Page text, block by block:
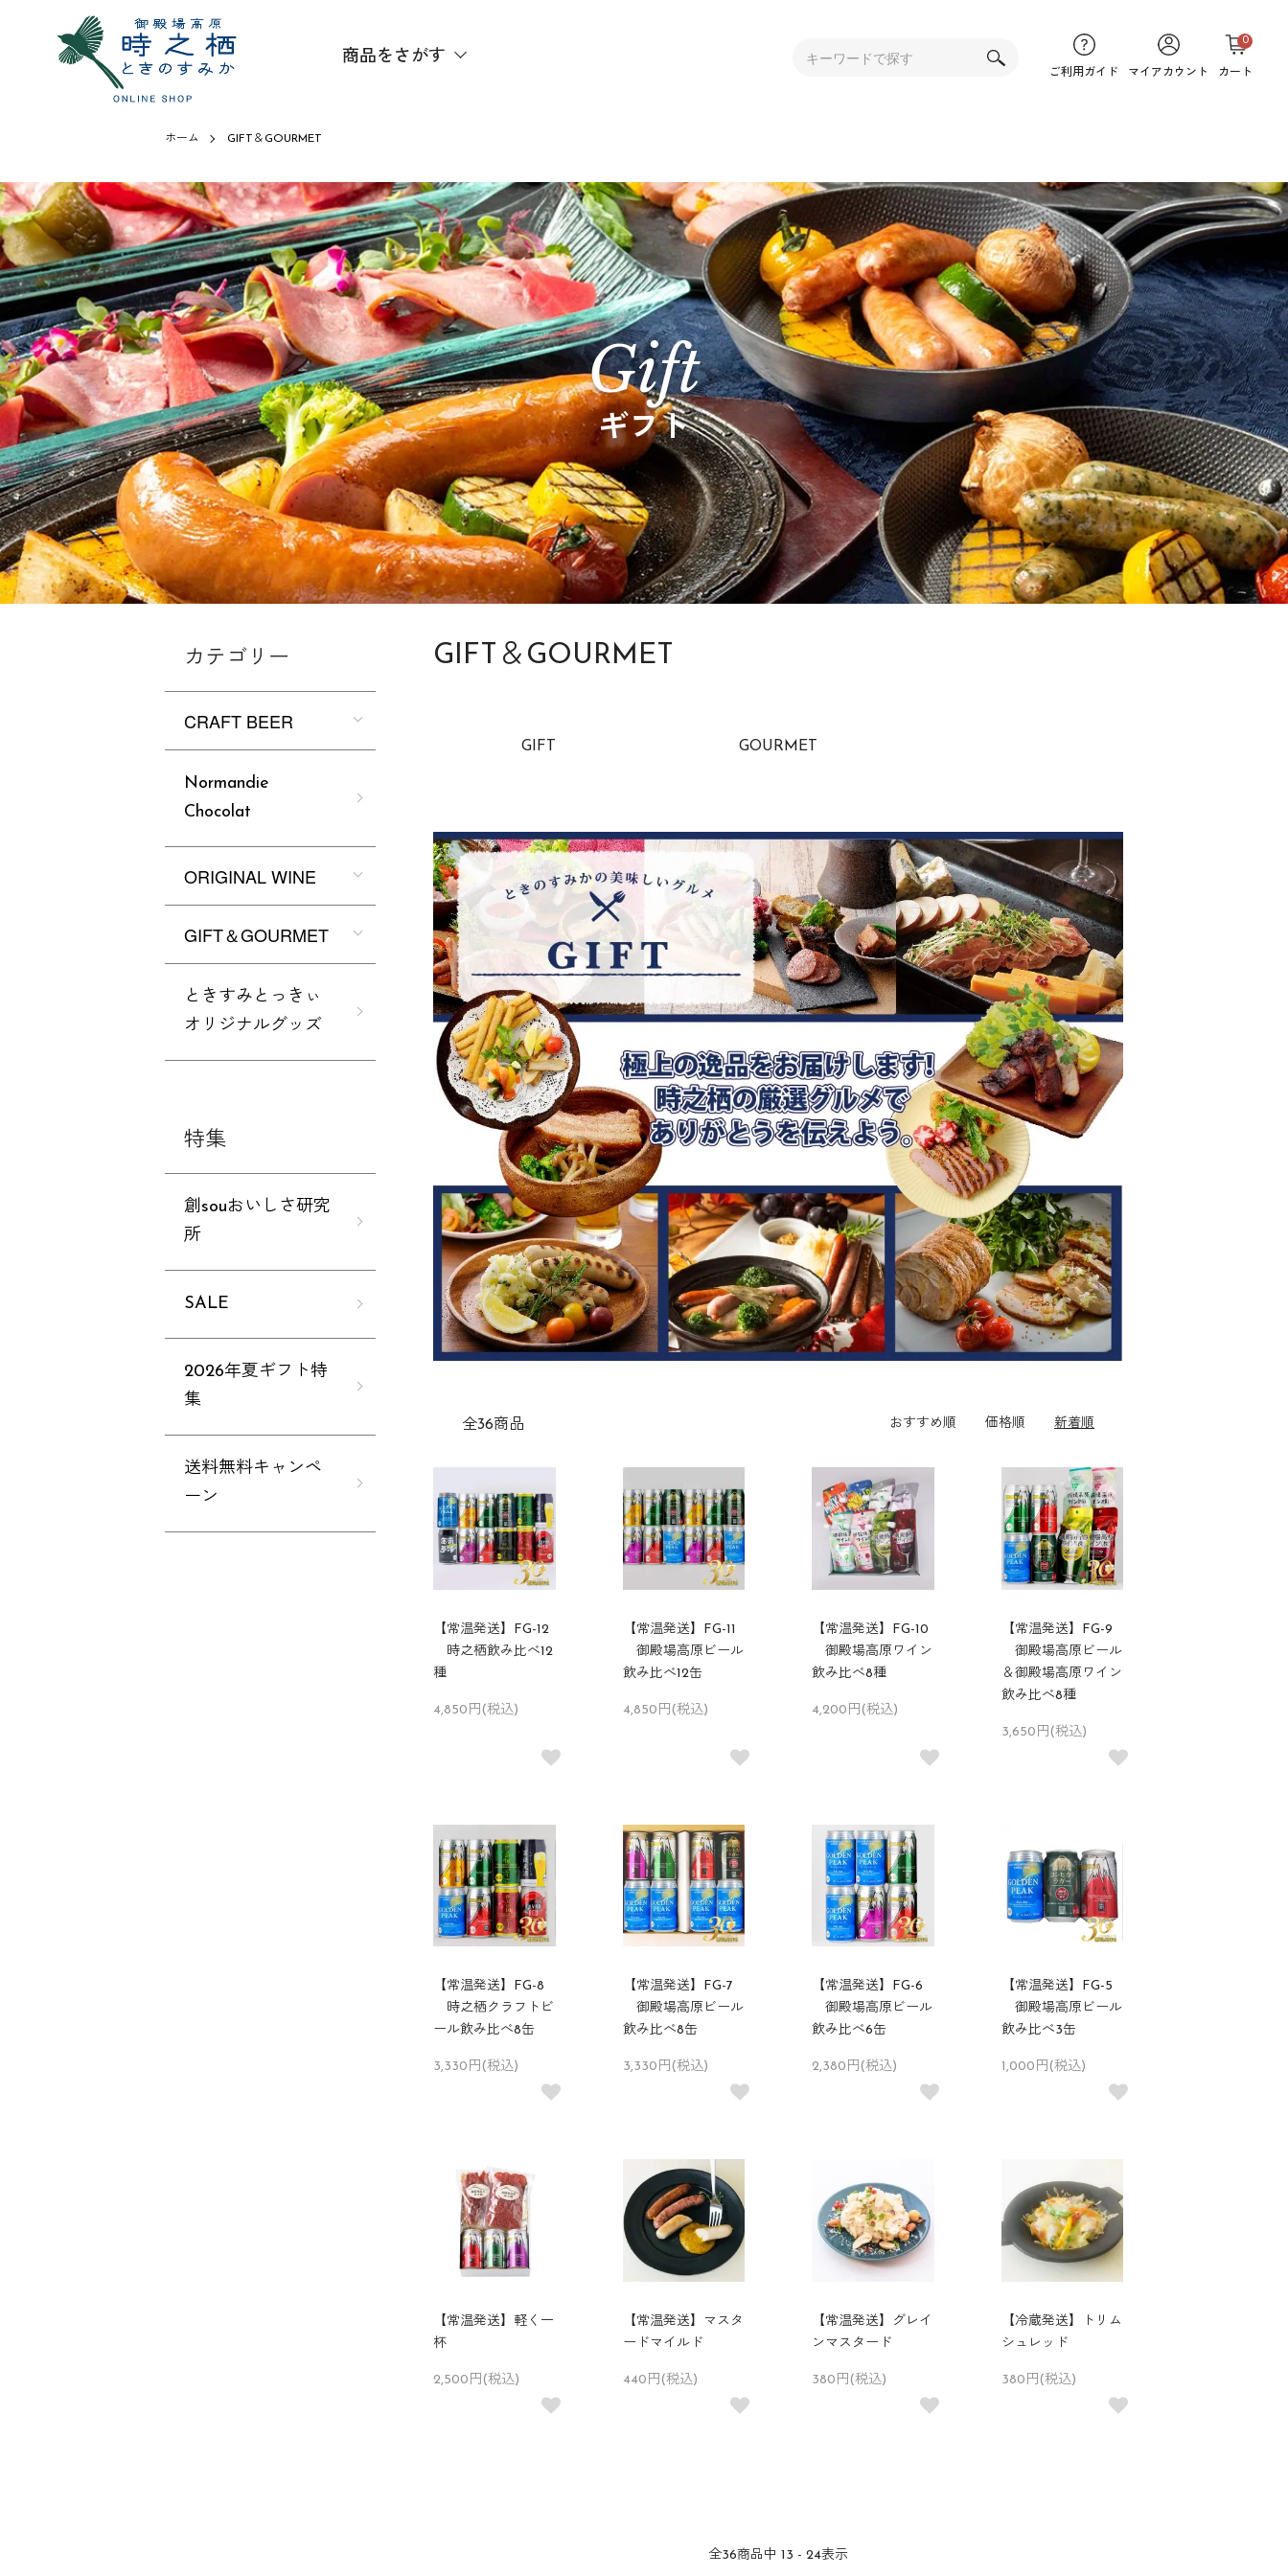
商品をさがす
ご利用ガイド マイアカウント カート
0
ホーム GIFT＆GOURMET
Gift
ギフト
GIFT＆GOURMET
GIFT
GOURMET
全36商品 おすすめ順 価格順 新着順
【常温発送】FG-12
時之栖飲み比べ12
種
4,850円(税込)
【常温発送】FG-11
御殿場高原ビール
飲み比べ12缶
4,850円(税込)
【常温発送】FG-10
御殿場高原ワイン
飲み比べ8種
4,200円(税込)
【常温発送】FG-9
御殿場高原ビール
＆御殿場高原ワイン
飲み比べ8種
3,650円(税込)
【常温発送】FG-8
時之栖クラフトビ
ール飲み比べ8缶
3,330円(税込)
【常温発送】FG-7
御殿場高原ビール
飲み比べ8缶
3,330円(税込)
【常温発送】FG-6
御殿場高原ビール
飲み比べ6缶
2,380円(税込)
【常温発送】FG-5
御殿場高原ビール
飲み比べ3缶
1,000円(税込)
【常温発送】軽く一
杯
2,500円(税込)
【常温発送】マスタ
ードマイルド
440円(税込)
【常温発送】グレイ
ンマスタード
380円(税込)
【冷蔵発送】トリム
シュレッド
380円(税込)
全36商品中 13 - 24表示
カテゴリー
CRAFT BEER
Normandie
Chocolat
ORIGINAL WINE
GIFT＆GOURMET
ときすみとっきぃ
オリジナルグッズ
特集
創souおいしさ研究
所
SALE
2026年夏ギフト特
集
送料無料キャンペ
ーン